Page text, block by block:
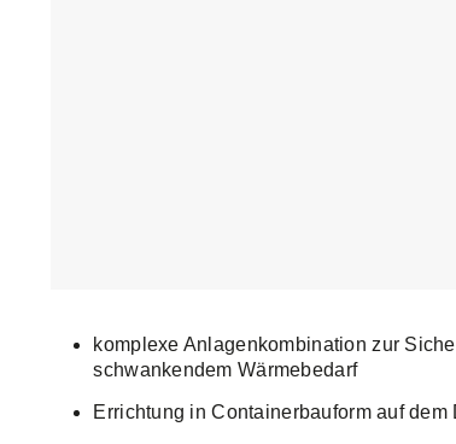
komplexe Anlagenkombination zur
schwankendem Wärmebedarf
Errichtung in Containerbauform auf